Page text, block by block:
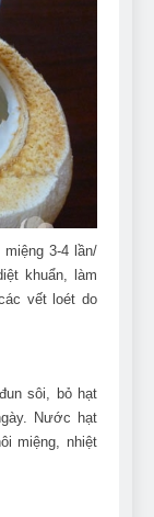
3-4 lần/
khuẩn, làm
vết loét do
sôi, bỏ hạt
Nước hạt
miệng, nhiệt